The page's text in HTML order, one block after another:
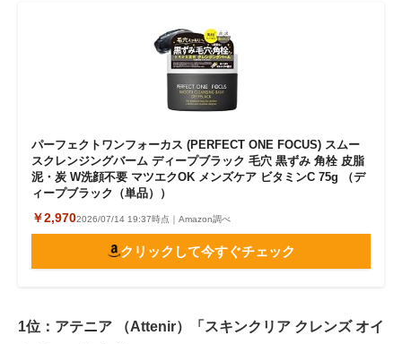
パーフェクトワンフォーカス (PERFECT ONE FOCUS) スムー
スクレンジングバーム ディープブラック 毛穴 黒ずみ 角栓 皮脂
泥・炭 W洗顔不要 マツエクOK メンズケア ビタミンC 75g （デ
ィープブラック（単品））
￥2,9702026/07/14 19:37時点｜Amazon調べ
クリックして今すぐチェック
1位：アテニア （Attenir）「スキンクリア クレンズ オイ